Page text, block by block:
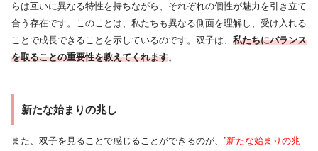
らは互いに異なる特性を持ちながら、それぞれの個性が魅力を引き立て
合う存在です。このことは、私たちも異なる側面を理解し、受け入れる
ことで成長できることを示しているのです。双子は、 私たちにバランス
を取ることの重要性を教えてくれます。
新たな始まりの兆し
また、双子を見ることで感じることができるのが、”新たな始まりの兆